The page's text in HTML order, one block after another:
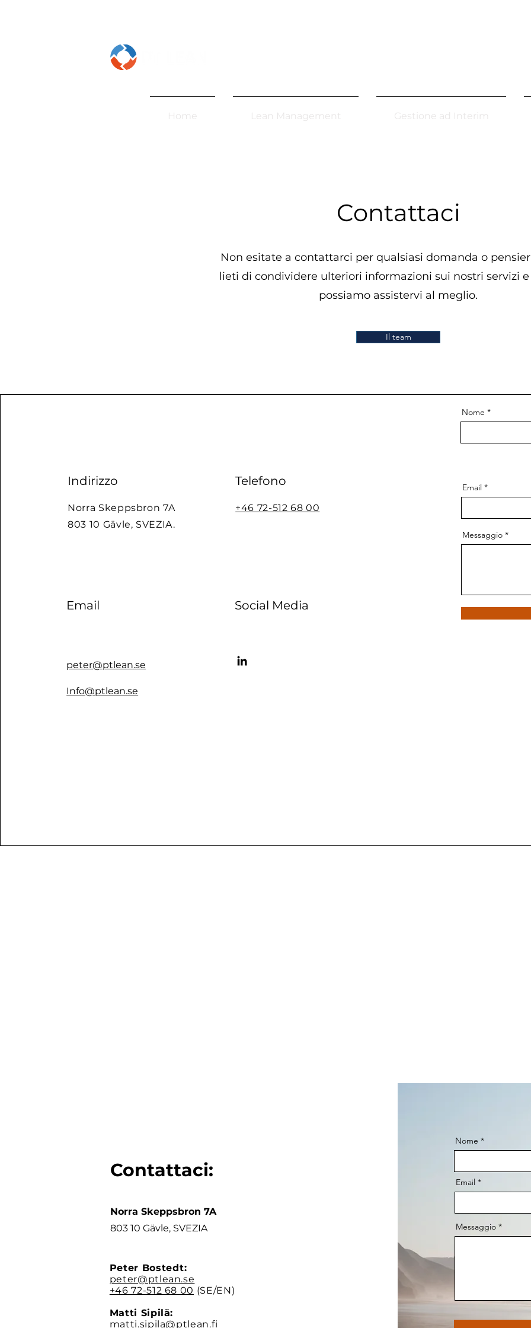
Home Lean Management Gestione ad Interim
Contattaci
Non esitate a contattarci per qualsiasi domanda o
lieti di condividere ulteriori informazioni sui nostri servizi
possiamo assistervi al meglio.
Il team
Indirizzo
Norra Skeppsbron 7A
803 10 Gävle, SVEZIA.
Email
peter@ptlean.se
Info@ptlean.se
Telefono
+46 72-512 68 00
Social Media
Nome
Email
Messaggio
Contattaci:
Norra Skeppsbron 7A
803 10 Gävle, SVEZIA
Peter Bostedt:
peter@ptlean.se
+46 72-512 68 00 (SE/EN)
Matti Sipilä:
matti.sipila@ptlean.fi
Nome
Email
Messaggio